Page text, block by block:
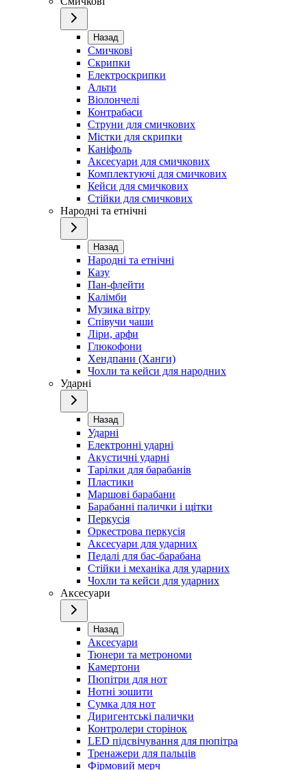
Назад
Смичкові
Скрипки
Електроскрипки
Альти
Віолончелі
Контрабаси
Струни для смичкових
Містки для скрипки
Каніфоль
Аксесуари для смичкових
Комплектуючі для смичкових
Кейси для смичкових
Стійки для смичкових
Народні та етнічні
Назад
Народні та етнічні
Казу
Пан-флейти
Калімби
Музика вітру
Співучи чаши
Ліри, арфи
Глюкофони
Хендпани (Ханги)
Чохли та кейси для народних
Ударні
Назад
Ударні
Електронні ударні
Акустичні ударні
Тарілки для барабанів
Пластики
Маршові барабани
Барабанні палички і щітки
Перкусія
Оркестрова перкусія
Аксесуари для ударних
Педалі для бас-барабана
Стійки і механіка для ударних
Чохли та кейси для ударних
Аксесуари
Назад
Аксесуари
Тюнери та метрономи
Камертони
Пюпітри для нот
Нотні зошити
Сумка для нот
Диригентські палички
Контролери сторінок
LED підсвічування для пюпітра
Тренажери для пальців
Фірмовий мерч